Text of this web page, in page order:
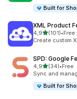
Built for
XML Product
4,9na 5(101)
Łączna liczba
•Free
Create custom
SPD: Google
4,9na 5 gwiazdek
(34)
Łączna liczba
•Free
Sync and
Built for